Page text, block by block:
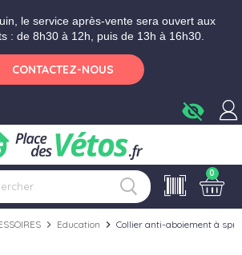
le service après-vente sera ouvert aux
: de 8h30 à 12h, puis de 13h à 16h30.
CONTACTEZ-NOUS
visibility_off
0
chevron_right Education chevron_right Collier anti-aboiement à